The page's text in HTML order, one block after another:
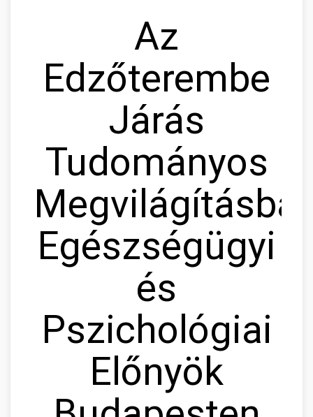
Az
Edzőterembe
Járás
Tudományos
Egészségügyi
és
Pszichológiai
Előnyök